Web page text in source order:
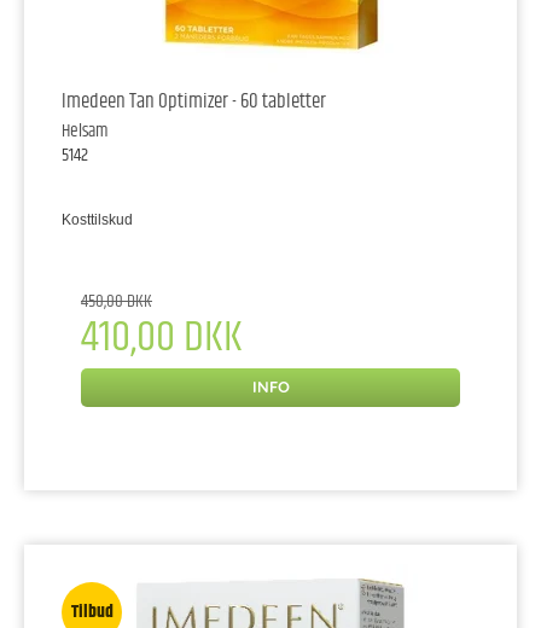
Imedeen Tan Optimizer - 60 tabletter
Helsam
5142
Kosttilskud
450,00 DKK
410,00 DKK
INFO
Tilbud